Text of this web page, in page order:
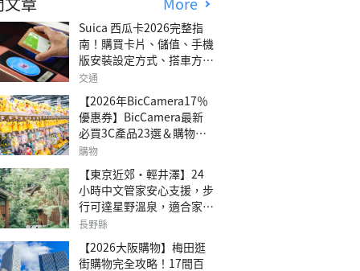
Suica 西瓜卡2026完整指
南！購買卡片、儲值、手機
版安裝設定方式、搭車方
法、常見問題解答！
交通
【2026年BicCamera17％
優惠券】BicCamera最新
必買3C產品23選＆購物攻
略
購物
【東京近郊・輕井澤】24
小時中文管家安心支援，步
行可達星野溫泉，適合家庭
旅行、三代同遊與紀念日的
澤森四季VILLA」
長野縣
【2026大阪購物】梅田逛
街購物完全攻略！17間百